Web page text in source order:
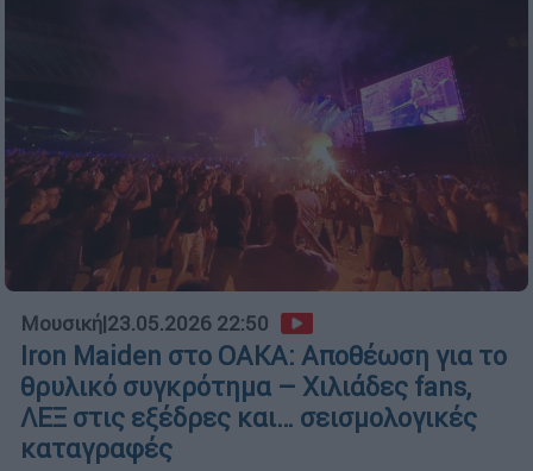
Μουσική|23.05.2026 22:50
Iron Maiden στο ΟΑΚΑ: Αποθέωση για το
θρυλικό συγκρότημα – Χιλιάδες fans,
ΛΕΞ στις εξέδρες και… σεισμολογικές
καταγραφές